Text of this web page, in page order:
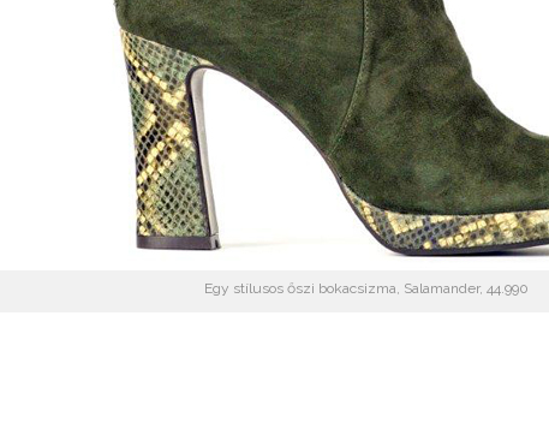
Egy stílusos őszi bokacsizma, Salamander, 44.990